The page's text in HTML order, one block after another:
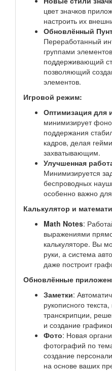
цвет значков
настроить их
Обновлённый
Переработанный
группами
поддерживающий
позволяющий
элементов.
Игровой режим:
Оптимизация для
минимизирует
поддержания
кадров, делая
захватывающим.
Улучшенная
Минимизируется
беспроводных
особенно важно
Калькулятор и
Math Notes:
выражениями
калькуляторе. Вы
руки, а система
даже построит
Обновлённые
Заметки:
рукописного
транскрипции,
и создание
Фото: Новая
фотографий по
создание
на основе ваших